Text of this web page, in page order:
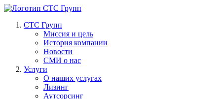
СТС Групп
Миссия и цель
История компании
Новости
СМИ о нас
Услуги
О наших услугах
Лизинг
Аутсорсинг